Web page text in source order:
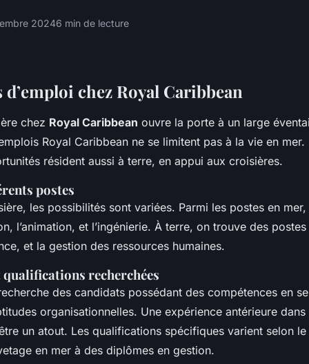
20246 min de lecture
d’emploi chez Royal Caribbean
chez Royal Caribbean ouvre la porte à un large
Royal Caribbean ne se limitent pas à la vie en
résident aussi à terre, en appui aux croisières.
postes
les possibilités sont variées. Parmi les postes en
l’animation, et l’ingénierie. À terre, on trouve des
et la gestion des ressources humaines.
qualifications recherchées
des candidats possédant des compétences en
organisationnelles. Une expérience antérieure dans
un atout. Les qualifications spécifiques varient selon
en mer à des diplômes en gestion.